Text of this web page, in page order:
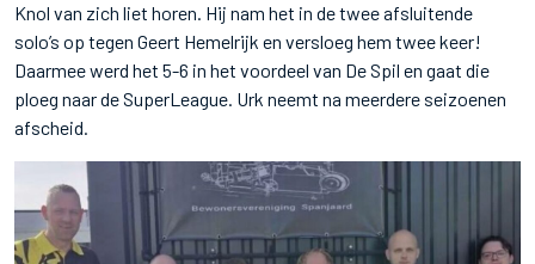
Knol van zich liet horen. Hij nam het in de twee afsluitende
solo’s op tegen Geert Hemelrijk en versloeg hem twee keer!
Daarmee werd het 5-6 in het voordeel van De Spil en gaat die
ploeg naar de SuperLeague. Urk neemt na meerdere seizoenen
afscheid.